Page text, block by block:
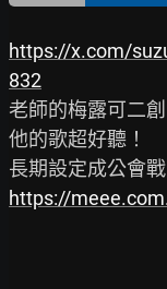
https://x.com/
832
老師的梅露可二創
他的歌超好聽！
https://